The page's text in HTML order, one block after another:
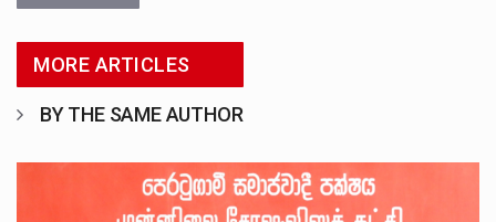
MORE ARTICLES
BY THE SAME AUTHOR